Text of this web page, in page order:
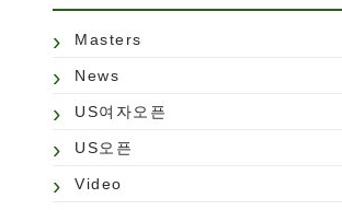
Masters
News
US여자오픈
US오픈
Video